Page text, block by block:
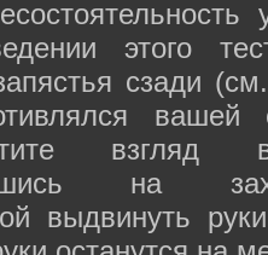
этого
сзади
вашей
на
выдвинуть